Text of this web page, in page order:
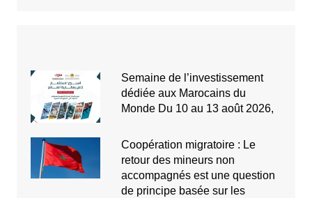
Semaine de l’investissement
dédiée aux Marocains du
Monde Du 10 au 13 août 2026,
Coopération migratoire : Le
retour des mineurs non
accompagnés est une question
de principe basée sur les